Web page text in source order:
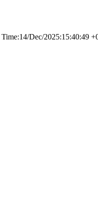
Time:14/Dec/2025:15:40:49